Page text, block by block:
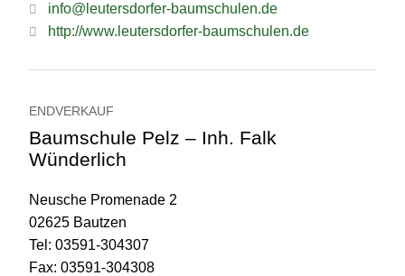
info@leutersdorfer-baumschulen.de
http://www.leutersdorfer-baumschulen.de
ENDVERKAUF
Baumschule Pelz – Inh. Falk
Wünderlich
Neusche Promenade 2
02625 Bautzen
Tel: 03591-304307
Fax: 03591-304308